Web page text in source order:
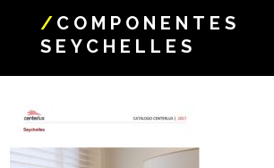
/ COMPONENTES
SEYCHELLES